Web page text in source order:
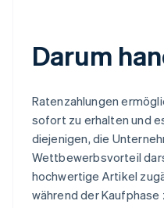
Darum
Ratenzahlungen
sofort zu erhalten und
diejenigen, die
Wettbewerbsvorteil
hochwertige Artikel
während der Kaufphase